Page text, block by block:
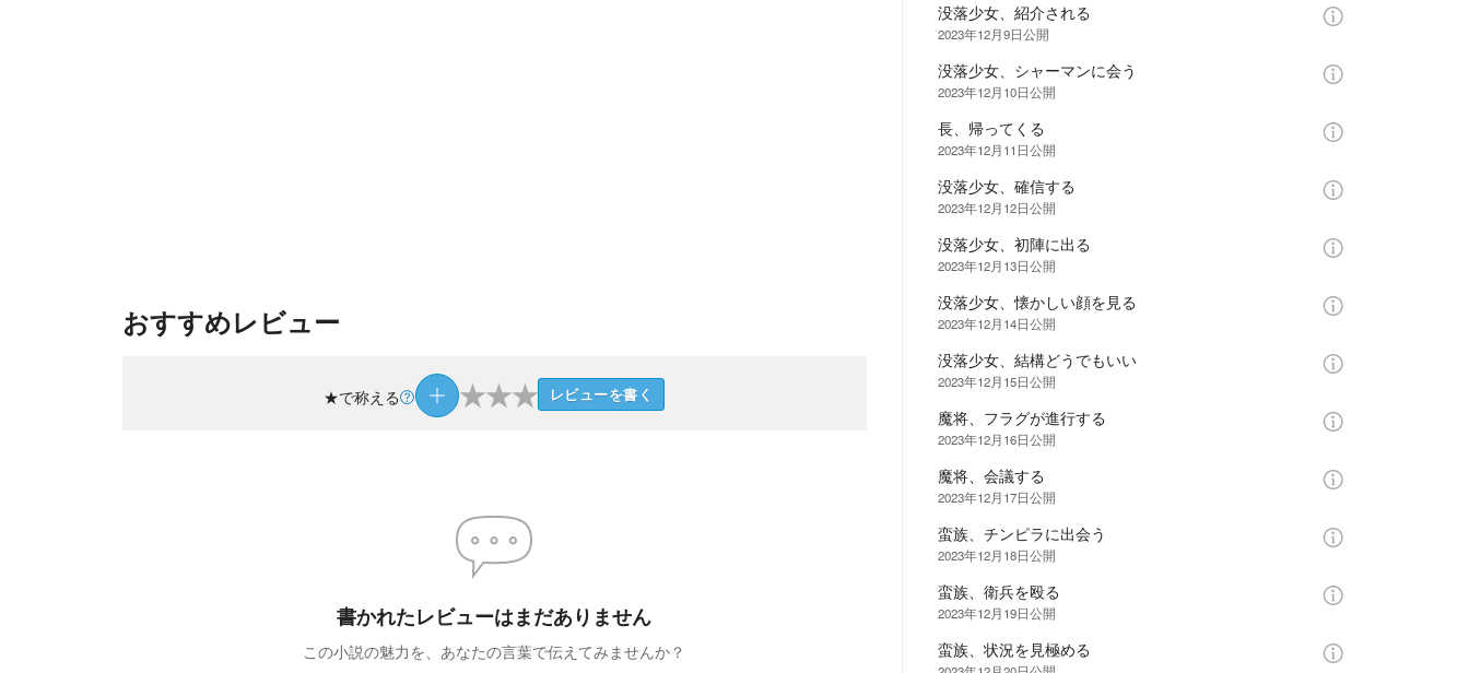
おすすめレビュー
★で称える ★★★ レビューを書く
書かれたレビューはまだありません
この小説の魅力を、あなたの言葉で伝えてみませんか？
没落少女、紹介される
2023年12月9日公開
没落少女、シャーマンに会う
2023年12月10日公開
長、帰ってくる
2023年12月11日公開
没落少女、確信する
2023年12月12日公開
没落少女、初陣に出る
2023年12月13日公開
没落少女、懐かしい顔を見る
2023年12月14日公開
没落少女、結構どうでもいい
2023年12月15日公開
魔将、フラグが進行する
2023年12月16日公開
魔将、会議する
2023年12月17日公開
蛮族、チンピラに出会う
2023年12月18日公開
蛮族、衛兵を殴る
2023年12月19日公開
蛮族、状況を見極める